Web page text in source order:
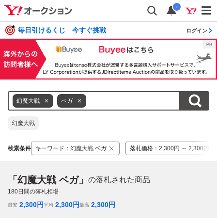
i
毎日引けるくじ 今すぐ挑戦 ログイン
幻魔大戦 ベガ
幻魔大戦
検索条件 キーワード ： 幻魔大戦 ベガ 落札価格 ： 2,300円 ～ 2,300円
「幻魔大戦 ベガ」 の落札された商品
180日間の落札相場
最安 2,300円平均 2,300円最高 2,300円